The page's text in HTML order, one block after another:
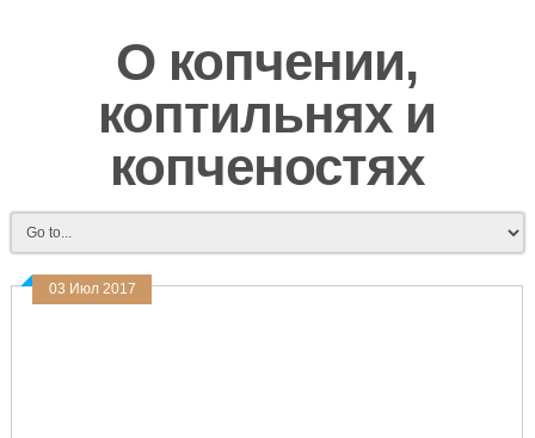
О копчении,
коптильнях и
копченостях
03 Июл 2017